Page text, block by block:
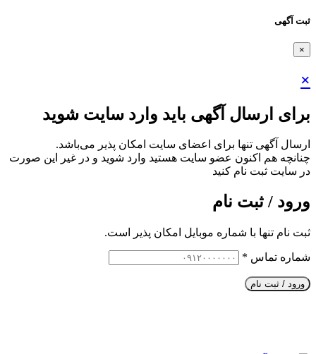
ثبت آگهی
×
×
برای ارسال آگهی باید وارد سایت شوید
ارسال آگهی تنها برای اعضای سایت امکان پذیر می‌باشد.
چنانچه هم‌ اکنون عضو سایت هستید وارد شوید و در غیر این صورت
در سایت ثبت نام کنید
ورود / ثبت نام
ثبت نام تنها با شماره موبایل امکان پذیر است.
شماره تماس *
ورود / ثبت نام